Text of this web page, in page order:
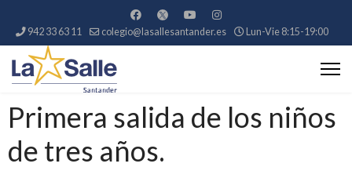
942 33 63 11 colegio@lasallesantander.es Lun-Vie 8:15-19:00
Primera salida de los niños
de tres años.